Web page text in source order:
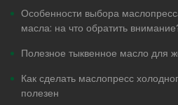
Особенности выбора
масла: на что обратить
Полезное тыквенное масло для
Как сделать маслопресс
полезен